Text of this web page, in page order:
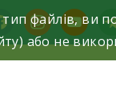
instagramyoutube
файлів, ви
або не